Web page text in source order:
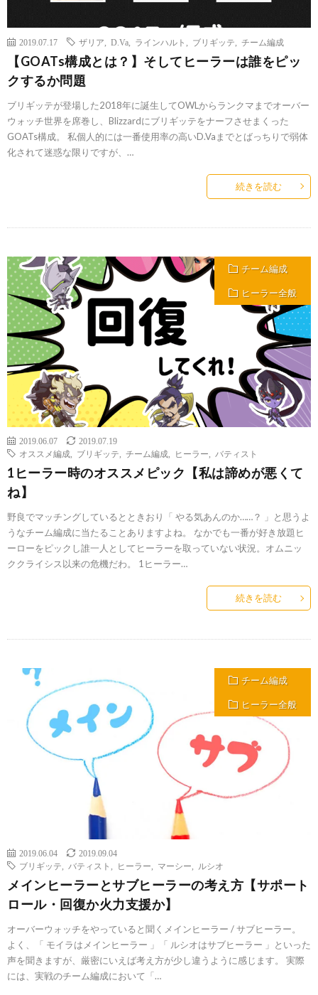
2019.07.17 ザリア D.Va ラインハルト ブリギッテ チーム編成
【GOATs構成とは？】そしてヒーラーは誰をピッ
クするか問題
ブリギッテが登場した2018年に誕生してOWLからランクマまでオーバー
ウォッチ世界を席巻し、Blizzardにブリギッテをナーフさせまくった
GOATs構成。 私個人的には一番使用率の高いD.Vaまでとばっちりで弱体
化されて迷惑な限りですが、…
続きを読む
チーム編成
ヒーラー全般
2019.06.07
2019.07.19
オススメ編成
ブリギッテ チーム編成 ヒーラー バティスト
1ヒーラー時のオススメピック【私は諦めが悪くて
ね】
野良でマッチングしているとときおり「 やる気あんのか……？ 」と思うよ
うなチーム編成に当たることありますよね。 なかでも一番が好き放題ヒ
ーローをピックし誰一人としてヒーラーを取っていない状況。オムニッ
ククライシス以来の危機だわ。 1ヒーラー…
続きを読む
チーム編成
ヒーラー全般
2019.06.04
2019.09.04
ブリギッテ
バティスト ヒーラー マーシー ルシオ
メインヒーラーとサブヒーラーの考え方【サポート
ロール・回復か火力支援か】
オーバーウォッチをやっていると聞くメインヒーラー / サブヒーラー。
よく、「 モイラはメインヒーラー 」「 ルシオはサブヒーラー 」といった
声を聞きますが、厳密にいえば考え方が少し違うように感じます。 実際
には、実戦のチーム編成において「…